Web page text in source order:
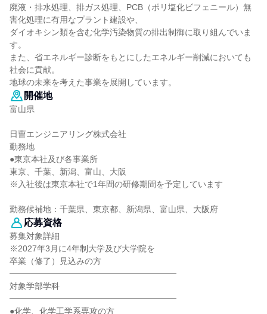
廃液・排水処理、排ガス処理、PCB（ポリ塩化ビフェニール）無
害化処理に有用なプラント建設や、
ダイオキシン類を含む化学汚染物質の排出制御に取り組んでいま
す。
また、省エネルギー診断をもとにしたエネルギー削減においても
社会に貢献。
地球の未来を考えた事業を展開しています。
開催地
富山県
日曹エンジニアリング株式会社
勤務地
●東京本社及び各事業所
東京、千葉、新潟、富山、大阪
※入社後は東京本社で1年間の研修期間を予定しています
勤務候補地：千葉県、東京都、新潟県、富山県、大阪府
応募資格
募集対象詳細
※2027年3月に4年制大学及び大学院を
卒業（修了）見込みの方
━━━━━━━━━━━━━━━━━━━━
対象学部学科
━━━━━━━━━━━━━━━━━━━━
●化学、化学工学系専攻の方